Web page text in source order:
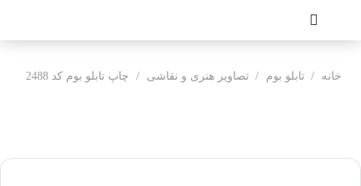
خانه / تابلو بوم / تصاویر هنری و نقاشی / چاپ تابلو بوم کد 2488